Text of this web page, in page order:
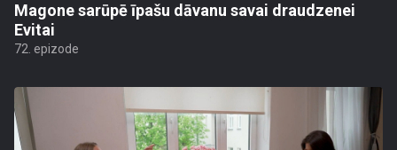
Magone sarūpē īpašu dāvanu savai draudzenei
Evitai
72. epizode